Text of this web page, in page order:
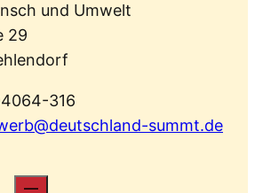
und Umwelt
29
316
summt.de